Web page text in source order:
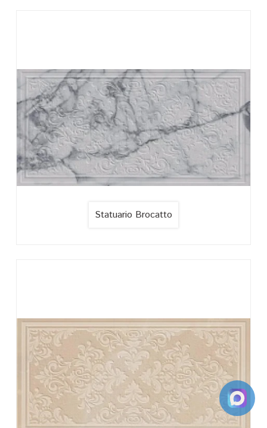
Statuario Brocatto